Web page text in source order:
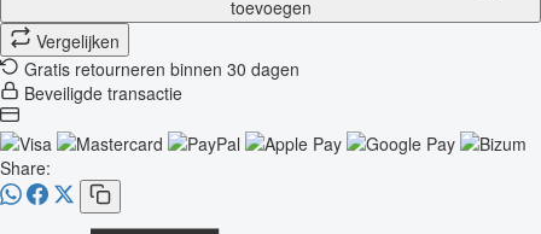
toevoegen
Vergelijken
Gratis retourneren binnen 30 dagen
Beveiligde transactie
Share: